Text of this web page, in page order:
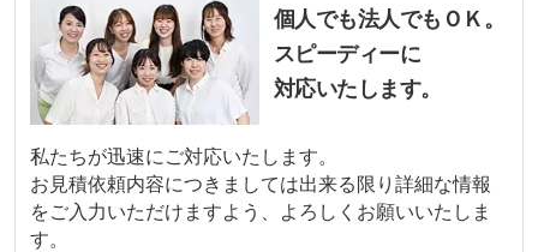
個人でも法人でもＯＫ。
スピーディーに
対応いたします。
私たちが迅速にご対応いたします。
お見積依頼内容につきましては出来る限り詳細な情報
をご入力いただけますよう、よろしくお願いいたしま
す。